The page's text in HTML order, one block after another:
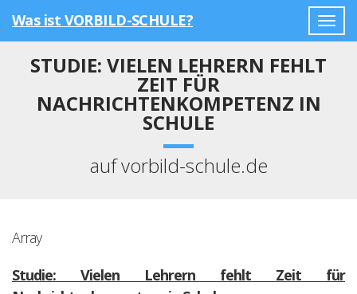
Was ist VORBILD-SCHULE?
STUDIE: VIELEN LEHRERN FEHLT
ZEIT FÜR
NACHRICHTENKOMPETENZ IN
SCHULE
auf vorbild-schule.de
Array
Studie: Vielen Lehrern fehlt Zeit für